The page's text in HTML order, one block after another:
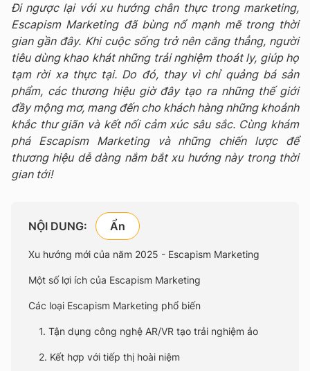
Đi ngược lại với xu hướng chân thực trong marketing,
Escapism Marketing đã bùng nổ mạnh mẽ trong thời
gian gần đây. Khi cuộc sống trở nên căng thẳng, người
tiêu dùng khao khát những trải nghiệm thoát ly, giúp họ
tạm rời xa thực tại. Do đó, thay vì chỉ quảng bá sản
phẩm, các thương hiệu giờ đây tạo ra những thế giới
đầy mộng mơ, mang đến cho khách hàng những khoảnh
khắc thư giãn và kết nối cảm xúc sâu sắc. Cùng khám
phá Escapism Marketing và những chiến lược để
thương hiệu dễ dàng nắm bắt xu hướng này trong thời
gian tới!
NỘI DUNG:
Xu hướng mới của năm 2025 - Escapism Marketing
Một số lợi ích của Escapism Marketing
Các loại Escapism Marketing phổ biến
1. Tận dụng công nghệ AR/VR tạo trải nghiệm ảo
2. Kết hợp với tiếp thị hoài niệm